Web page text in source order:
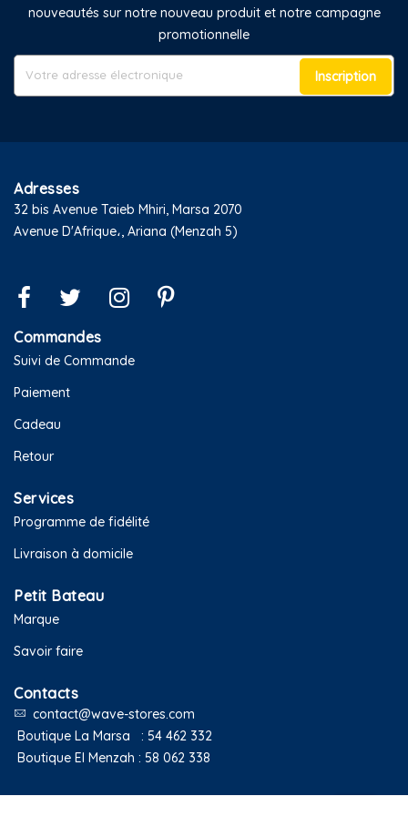
nouveautés sur notre nouveau produit et notre campagne
promotionnelle
Inscription
Adresses
32 bis Avenue Taieb Mhiri, Marsa 2070
Avenue D'Afrique،, Ariana (Menzah 5)
Commandes
Suivi de Commande
Paiement
Cadeau
Retour
Services
Programme de fidélité
Livraison à domicile
Petit Bateau
Marque
Savoir faire
Contacts
contact@wave-stores.com
Boutique La Marsa : 54 462 332
Boutique El Menzah : 58 062 338